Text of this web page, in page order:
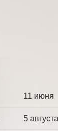
11 июня
5 августа